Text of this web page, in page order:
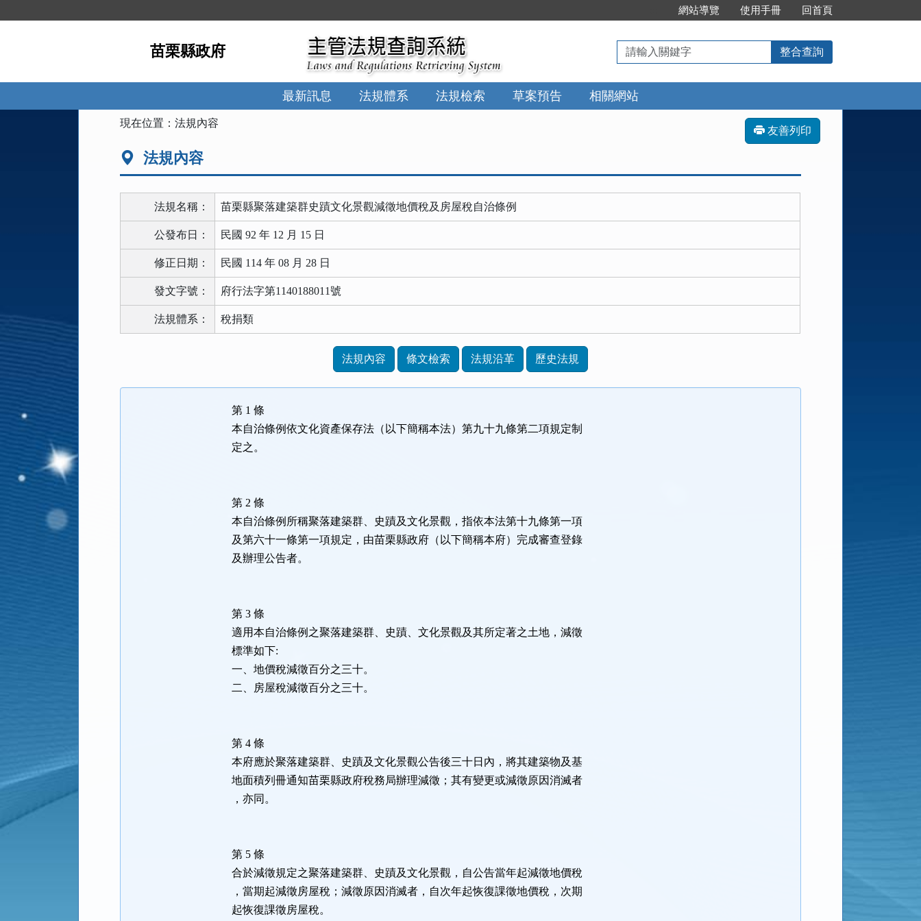
到
網站導覽 使用手冊 回首頁
苗栗縣政府
請
輸
入
關
鍵
整合查詢
最新訊息 法規體系 法規檢索 草案預告 相關網站
現在位置：法規內容
友善列印
法規內容
法規名稱： 苗栗縣聚落建築群史蹟文化景觀減徵地價稅及房屋稅自治條例
公發布日： 民國 92 年 12 月 15 日
修正日期： 民國 114 年 08 月 28 日
發文字號： 府行法字第1140188011號
法規體系： 稅捐類
功
法規內容 條文檢索 法規沿革 歷史法規
第 1 條
本自治條例依文化資產保存法（以下簡稱本法）第九十九條第二項規定制
定之。
第 2 條
本自治條例所稱聚落建築群、史蹟及文化景觀，指依本法第十九條第一項
及第六十一條第一項規定，由苗栗縣政府（以下簡稱本府）完成審查登錄
及辦理公告者。
第 3 條
適用本自治條例之聚落建築群、史蹟、文化景觀及其所定著之土地，減徵
標準如下:
一、地價稅減徵百分之三十。
二、房屋稅減徵百分之三十。
第 4 條
本府應於聚落建築群、史蹟及文化景觀公告後三十日內，將其建築物及基
地面積列冊通知苗栗縣政府稅務局辦理減徵；其有變更或減徵原因消滅者
，亦同。
第 5 條
合於減徵規定之聚落建築群、史蹟及文化景觀，自公告當年起減徵地價稅
，當期起減徵房屋稅；減徵原因消滅者，自次年起恢復課徵地價稅，次期
起恢復課徵房屋稅。